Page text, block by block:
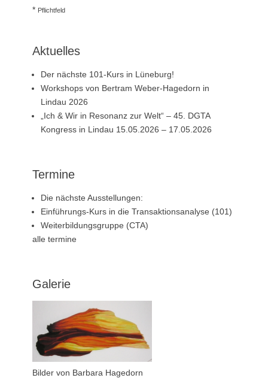
* Pflichtfeld
Aktuelles
Der nächste 101-Kurs in Lüneburg!
Workshops von Bertram Weber-Hagedorn in
Lindau 2026
„Ich & Wir in Resonanz zur Welt“ – 45. DGTA
Kongress in Lindau 15.05.2026 – 17.05.2026
Termine
Die nächste Ausstellungen:
Einführungs-Kurs in die Transaktionsanalyse (101)
Weiterbildungsgruppe (CTA)
alle termine
Galerie
Bilder von Barbara Hagedorn